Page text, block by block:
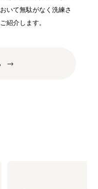
いて無駄がなく洗練さ
紹介します。